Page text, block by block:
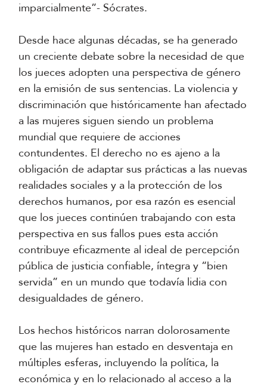
imparcialmente”- Sócrates.
Desde hace algunas décadas, se ha generado
un creciente debate sobre la necesidad de que
los jueces adopten una perspectiva de género
en la emisión de sus sentencias. La violencia y
discriminación que históricamente han afectado
a las mujeres siguen siendo un problema
mundial que requiere de acciones
contundentes. El derecho no es ajeno a la
obligación de adaptar sus prácticas a las nuevas
realidades sociales y a la protección de los
derechos humanos, por esa razón es esencial
que los jueces continúen trabajando con esta
perspectiva en sus fallos pues esta acción
contribuye eficazmente al ideal de percepción
pública de justicia confiable, íntegra y “bien
servida” en un mundo que todavía lidia con
desigualdades de género.
Los hechos históricos narran dolorosamente
que las mujeres han estado en desventaja en
múltiples esferas, incluyendo la política, la
económica y en lo relacionado al acceso a la